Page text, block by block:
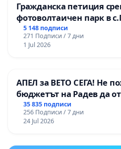
Гражданска петиция
фотоволтаичен парк в
Радомир
5 148 подписи
271 Подписи / 7 дни
1 Jul 2026
АПЕЛ за ВЕТО СЕГА! Не
бюджетът на Радев да
правата ни в тъмното
35 835 подписи
256 Подписи / 7 дни
24 Jul 2026